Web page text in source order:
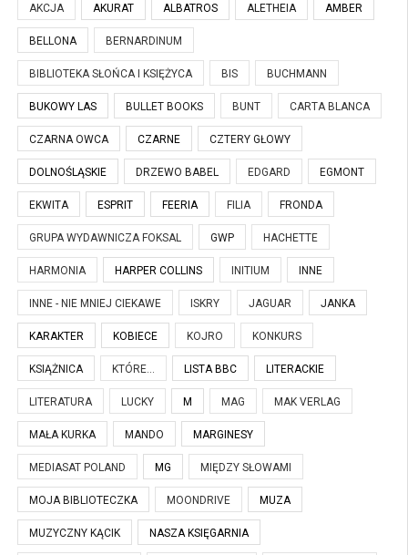
AKCJA AKURAT ALBATROS ALETHEIA AMBER
BELLONA BERNARDINUM
BIBLIOTEKA SŁOŃCA I KSIĘŻYCA BIS BUCHMANN
BUKOWY LAS BULLET BOOKS BUNT CARTA BLANCA
CZARNA OWCA CZARNE CZTERY GŁOWY
DOLNOŚLĄSKIE DRZEWO BABEL EDGARD EGMONT
EKWITA ESPRIT FEERIA FILIA FRONDA
GRUPA WYDAWNICZA FOKSAL GWP HACHETTE
HARMONIA HARPER COLLINS INITIUM INNE
INNE - NIE MNIEJ CIEKAWE ISKRY JAGUAR JANKA
KARAKTER KOBIECE KOJRO KONKURS
KSIĄŻNICA KTÓRE... LISTA BBC LITERACKIE
LITERATURA LUCKY M MAG MAK VERLAG
MAŁA KURKA MANDO MARGINESY
MEDIASAT POLAND MG MIĘDZY SŁOWAMI
MOJA BIBLIOTECZKA MOONDRIVE MUZA
MUZYCZNY KĄCIK NASZA KSIĘGARNIA